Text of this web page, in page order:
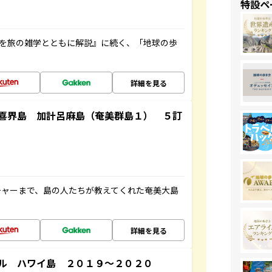
の雑学とともに解説』に続く、「地球の歩
詳細を見る
島 加計呂麻島（奄美群島１） ５訂
まで、島の人たちが教えてくれた奄美大島
詳細を見る
ハワイ島 ２０１９～２０２０
特設